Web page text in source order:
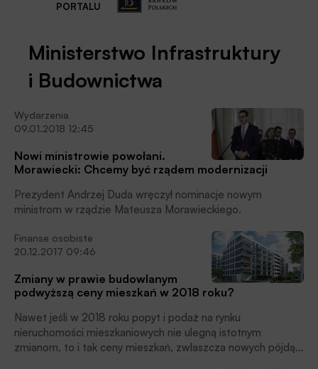
PORTALU
Ministerstwo Infrastruktury
i Budownictwa
Wydarzenia
09.01.2018 12:45
Nowi ministrowie powołani.
Morawiecki: Chcemy być rządem modernizacji
Prezydent Andrzej Duda wręczył nominacje nowym
ministrom w rządzie Mateusza Morawieckiego.
Finanse osobiste
20.12.2017 09:46
Zmiany w prawie budowlanym
podwyższą ceny mieszkań w 2018 roku?
Nawet jeśli w 2018 roku popyt i podaż na rynku
nieruchomości mieszkaniowych nie ulegną istotnym
zmianom, to i tak ceny mieszkań, zwłaszcza nowych pójdą